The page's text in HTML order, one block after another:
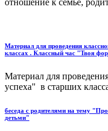
отношение к семье,
Материал для проведения
классах . Классный час "Твоя
Материал для
успеха" в старших
беседа с родителями на тему
детьми"